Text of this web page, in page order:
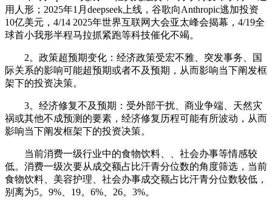
用人形；2025年1月deepseek上线，谷歌向Anthropic逃加投资
10亿美元，4/14 2025年世界互联网大会亚太峰会揭幕，4/19全
球首小我形半程马拉抓紧跑等科技催化不竭。
2。政策超预期变化：经济政策受宏不雅、突发事务、国
际关系的影响可能超预期或者不及预期，从而影响当下阐发框
架下的投资决策。
3。经济修复不及预期：受外部干扰、商业争端、天然灾
祸或其他不成预测的要素，经济修复历程可能有所波动，从而
影响当下阐发框架下的投资决策。
当前消费一级行业中的食物饮料、、社会办事等情感较
低。消费一级次要从成交额占比汗青分位数的角度筛选，当前
食物饮料、美容护理、社会办事成交额占比汗青分位数较低，
别离为5。9%、19。6%、26。3%。